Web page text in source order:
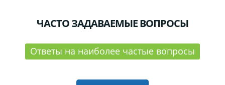
ЧАСТО ЗАДАВАЕМЫЕ ВОПРОСЫ
Ответы на наиболее частые вопросы